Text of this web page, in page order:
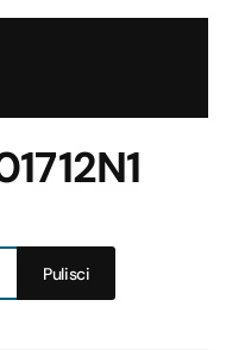
Pulisci